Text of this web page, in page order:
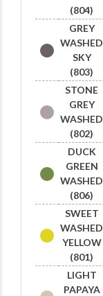
(804)
GREY
WASHED
SKY
(803)
STONE
GREY
WASHED
(802)
DUCK
GREEN
WASHED
(806)
SWEET
WASHED
YELLOW
(801)
LIGHT
PAPAYA